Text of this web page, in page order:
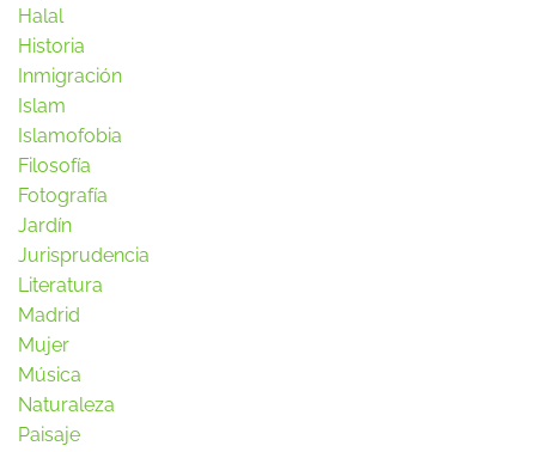
Halal
Historia
Inmigración
Islam
Islamofobia
Filosofía
Fotografía
Jardín
Jurisprudencia
Literatura
Madrid
Mujer
Música
Naturaleza
Paisaje